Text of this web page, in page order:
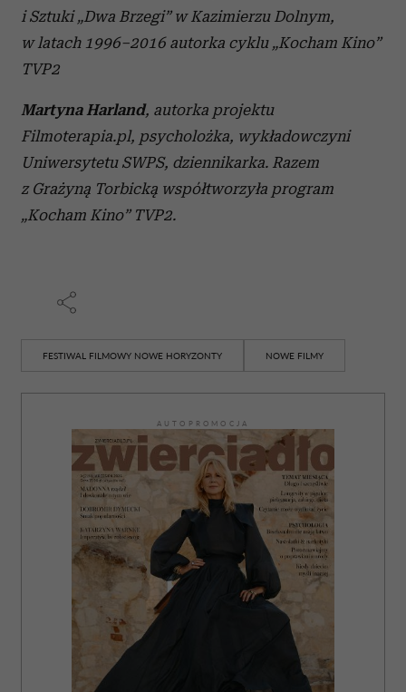
i Sztuki „Dwa Brzegi” w Kazimierzu Dolnym,
w latach 1996–2016 autorka cyklu „Kocham Kino”
TVP2
Martyna Harland, autorka projektu
Filmoterapia.pl, psycholożka, wykładowczyni
Uniwersytetu SWPS, dziennikarka. Razem
z Grażyną Torbicką współtworzyła program
„Kocham Kino” TVP2.
FESTIWAL FILMOWY NOWE HORYZONTY NOWE FILMY
AUTOPROMOCJA